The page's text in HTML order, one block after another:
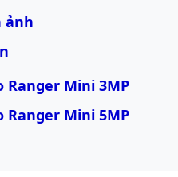
ảnh
Ranger Mini 3MP
Ranger Mini 5MP